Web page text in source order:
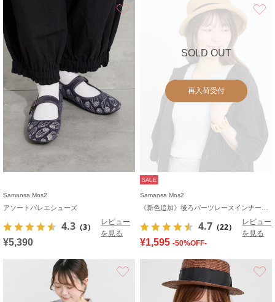
Samansa Mos2
アソートバレエシューズ
4.3 （3）
レビュー
を見る
¥5,390
SOLD OUT
再入荷受付
SALE
Samansa Mos2
4.7 （22）
レビュー
を見る
¥1,595 -50%OFF-